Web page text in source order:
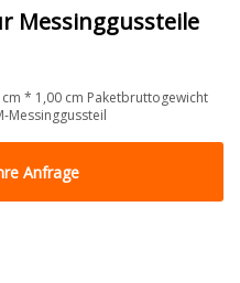
Messinggussteile
* 1,00 cm Paketbruttogewicht
Messinggussteil
Anfrage